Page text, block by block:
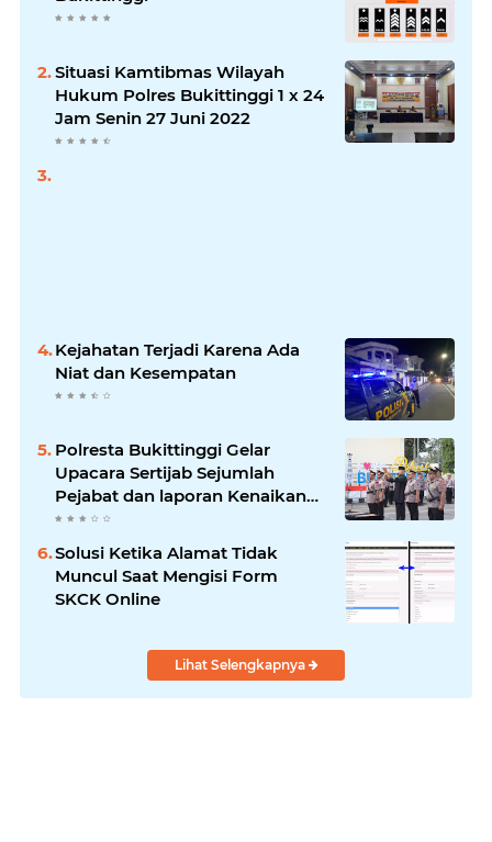
Situasi Kamtibmas Wilayah
Hukum Polres Bukittinggi 1 x 24
Jam Senin 27 Juni 2022
Kejahatan Terjadi Karena Ada
Niat dan Kesempatan
Polresta Bukittinggi Gelar
Upacara Sertijab Sejumlah
Pejabat dan laporan Kenaikan
Pangkat Pengabdian
Solusi Ketika Alamat Tidak
Muncul Saat Mengisi Form
SKCK Online
Lihat Selengkapnya